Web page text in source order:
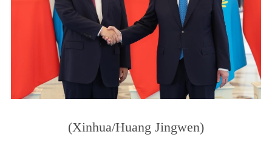
(Xinhua/Huang Jingwen)